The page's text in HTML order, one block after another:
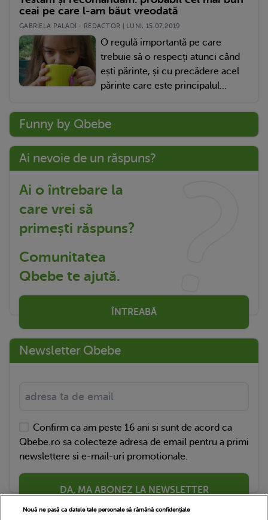
ceai pe care l-am băut vreodată
GABRIELA PALADI - REDACTOR | LUNI, 15.07.2019
O regulă importantă pe care
trebuie să o respecți atunci când
ești părinte, și cu precădere acel
părinte care este principalul...
Funny by Qbebe
Ai nevoie de un răspuns?
Ai o întrebare la
care vrei să
primești răspuns?
Comunitatea
Qbebe te ajută.
ÎNTREABĂ
Newsletter Qbebe
Confirm ca am peste 16 ani si sunt de acord ca
Qbebe.ro sa colecteze adresa de email pentru a primi
newslettere si e-mail-uri promotionale.
DA, MA ABONEZ LA NEWSLETTER
Nouă ne pasă ca datele tale personale să rămână confidențiale